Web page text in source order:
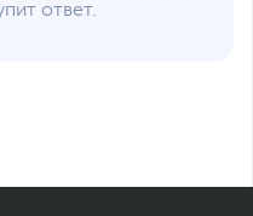
ответ.